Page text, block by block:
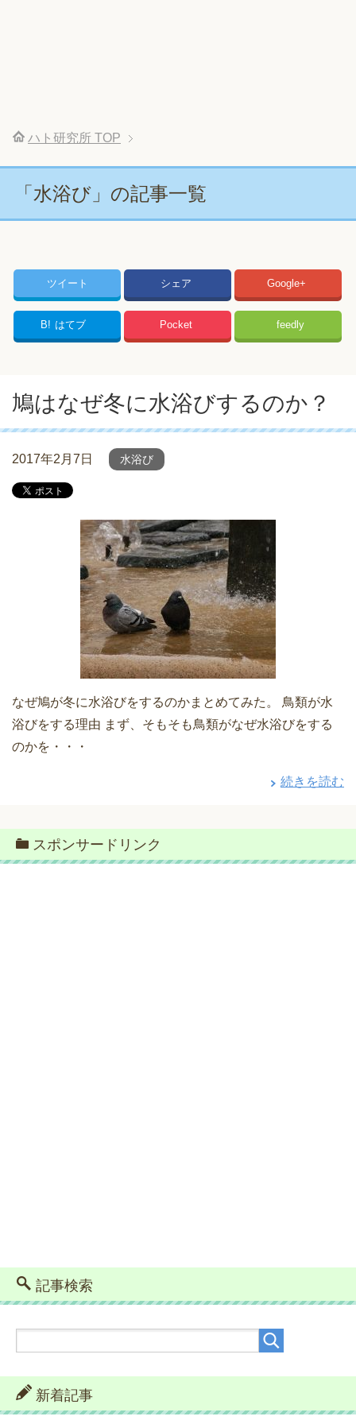
ハト研究所 TOP
「水浴び」の記事一覧
ツイート シェア Google+
B! はてブ Pocket feedly
鳩はなぜ冬に水浴びするのか？
2017年2月7日 水浴び
なぜ鳩が冬に水浴びをするのかまとめてみた。 鳥類が水
浴びをする理由 まず、そもそも鳥類がなぜ水浴びをする
のかを・・・
続きを読む
スポンサードリンク
記事検索
新着記事